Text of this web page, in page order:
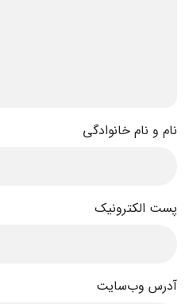
نام و نام خانوادگی
پست الکترونیک
آدرس وب‌سایت